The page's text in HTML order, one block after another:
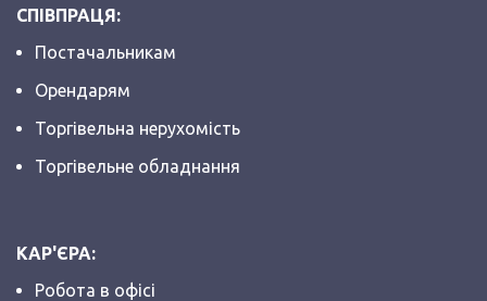
СПІВПРАЦЯ:
Постачальникам
Орендарям
Торгівельна нерухомість
Торгівельне обладнання
КАР'ЄРА:
Робота в офісі